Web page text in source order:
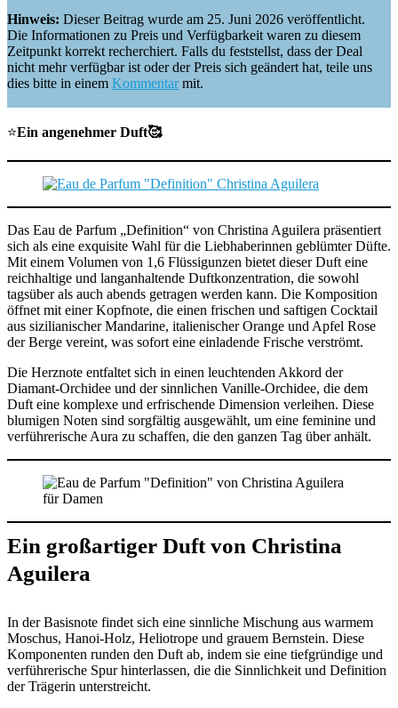
Hinweis: Dieser Beitrag wurde am 25. Juni 2026 veröffentlicht.
Die Informationen zu Preis und Verfügbarkeit waren zu diesem
Zeitpunkt korrekt recherchiert. Falls du feststellst, dass der Deal
nicht mehr verfügbar ist oder der Preis sich geändert hat, teile uns
dies bitte in einem Kommentarmit.
⭐️Ein angenehmer Duft🥰
Das Eau de Parfum „Definition“ von Christina Aguilera präsentiert
sich als eine exquisite Wahl für die Liebhaberinnen geblümter Düfte.
Mit einem Volumen von 1,6 Flüssigunzen bietet dieser Duft eine
reichhaltige und langanhaltende Duftkonzentration, die sowohl
tagsüber als auch abends getragen werden kann. Die Komposition
öffnet mit einer Kopfnote, die einen frischen und saftigen Cocktail
aus sizilianischer Mandarine, italienischer Orange und Apfel Rose
der Berge vereint, was sofort eine einladende Frische verströmt.
Die Herznote entfaltet sich in einen leuchtenden Akkord der
Diamant-Orchidee und der sinnlichen Vanille-Orchidee, die dem
Duft eine komplexe und erfrischende Dimension verleihen. Diese
blumigen Noten sind sorgfältig ausgewählt, um eine feminine und
verführerische Aura zu schaffen, die den ganzen Tag über anhält.
Ein großartiger Duft von Christina
Aguilera
In der Basisnote findet sich eine sinnliche Mischung aus warmem
Moschus, Hanoi-Holz, Heliotrope und grauem Bernstein. Diese
Komponenten runden den Duft ab, indem sie eine tiefgründige und
verführerische Spur hinterlassen, die die Sinnlichkeit und Definition
der Trägerin unterstreicht.